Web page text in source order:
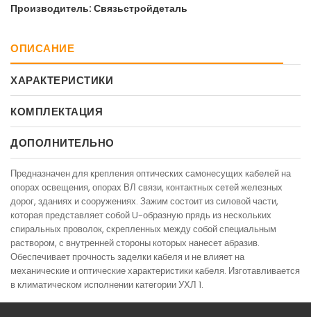
Производитель: Связьстройдеталь
ОПИСАНИЕ
ХАРАКТЕРИСТИКИ
КОМПЛЕКТАЦИЯ
ДОПОЛНИТЕЛЬНО
Предназначен для крепления оптических самонесущих кабелей на
опорах освещения, опорах ВЛ связи, контактных сетей железных
дорог, зданиях и сооружениях. Зажим состоит из силовой части,
которая представляет собой U-образную прядь из нескольких
спиральных проволок, скрепленных между собой специальным
раствором, с внутренней стороны которых нанесет абразив.
Обеспечивает прочность заделки кабеля и не влияет на
механические и оптические характеристики кабеля. Изготавливается
в климатическом исполнении категории УХЛ 1.